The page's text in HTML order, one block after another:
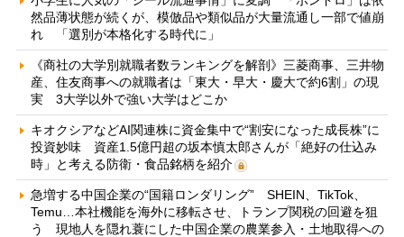
然品薄状態が続くが、模倣品や類似品が大量流通し一部で値崩
れ 「選別が本格化する時代に」
《商社の大学別就職者数ランキングを解剖》三菱商事、三井物
産、住友商事への就職者は「東大・早大・慶大で約6割」の現
実 3大学以外で強い大学はどこか
キオクシアなどAI関連株に資金集中で“割安になった成長株”に
投資妙味 資産1.5億円超の坂本慎太郎さんが「絶好の仕込み
時」と考える防衛・食品銘柄を紹介
急増する中国企業の“国籍ロンダリング” SHEIN、TikTok、
Temu…本社機能を海外に移転させ、トランプ関税の回避を狙
う 現地人を隠れ蓑にした中国企業の農業参入・土地取得への